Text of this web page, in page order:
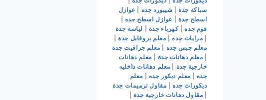
سباكة جدة| شيبورد جده
عوازل
اسطح جدة
عوازل اسطح جده
فوم جده|كهرباء جدة
لياسة جدة
مرايات جده| معلم بروفايل جدة|
معلم جبس جده
معلم جرافيت جدة
معلم دهانات جدة
معلم دهانات
خارجية جدة
معلم دهانات داخليه
جده
معلم ديكور جده
معلم
ديكورات جده| مقاول ترميمات جدة
مقاول دهانات خارجية جدة